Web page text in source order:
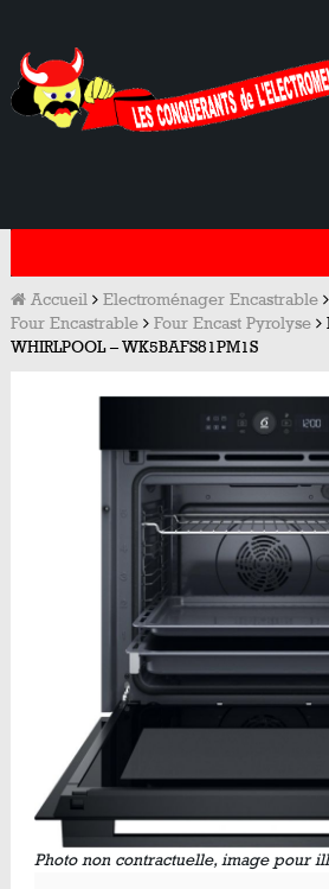
Accueil Electroménager Encastrable
Four Encastrable
Four Encast Pyrolyse
WHIRLPOOL – WK5BAFS81PM1S
Photo non contractuelle, image pour